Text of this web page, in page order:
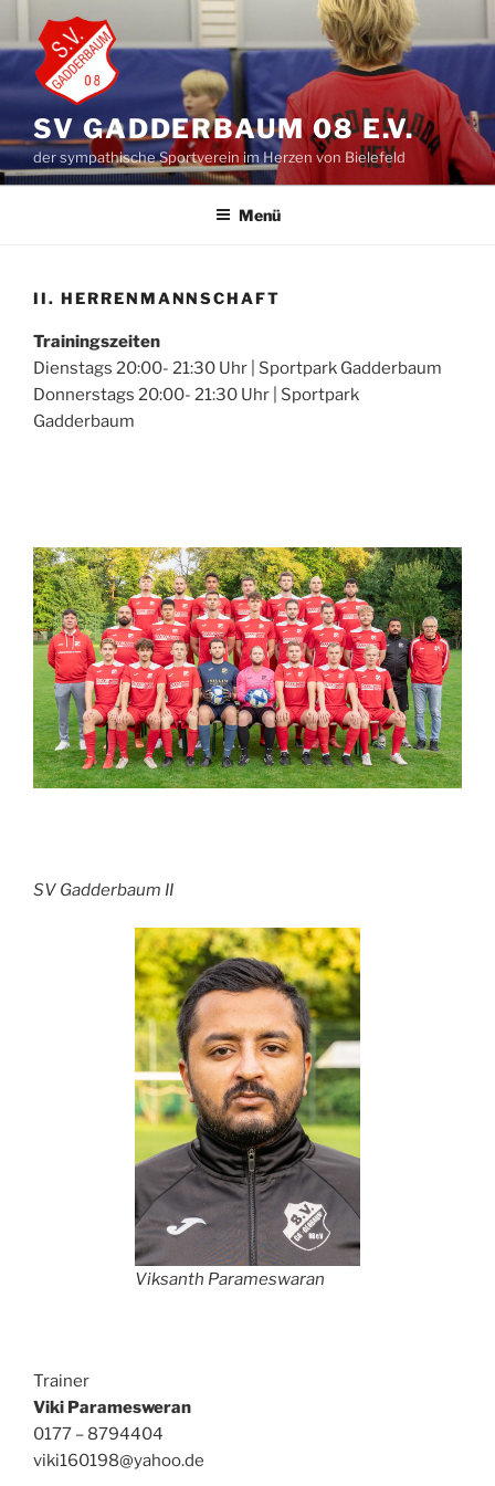
Inhalt
springen
SV GADDERBAUM 08 E.V.
der sympathische Sportverein im Herzen von Bielefeld
Menü
II. HERRENMANNSCHAFT
Trainingszeiten
Dienstags 20:00- 21:30 Uhr | Sportpark Gadderbaum
Donnerstags 20:00- 21:30 Uhr | Sportpark
Gadderbaum
SV Gadderbaum II
Viksanth Parameswaran
Trainer
Viki Paramesweran
0177 – 8794404
viki160198@yahoo.de